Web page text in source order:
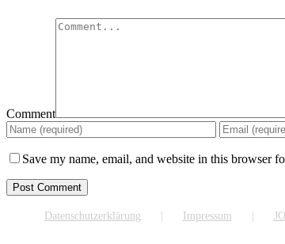
Comment
Save my name, email, and website in this browser
Datenschutzerklärung Impressum